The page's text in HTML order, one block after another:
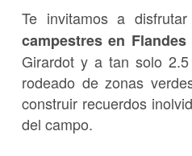
Te invitamos a
campestres en Flandes
Girardot y a tan solo
rodeado de zonas
construir recuerdos
del campo.